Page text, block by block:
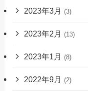
2023年3月 (3)
2023年2月 (13)
2023年1月 (8)
2022年9月 (2)